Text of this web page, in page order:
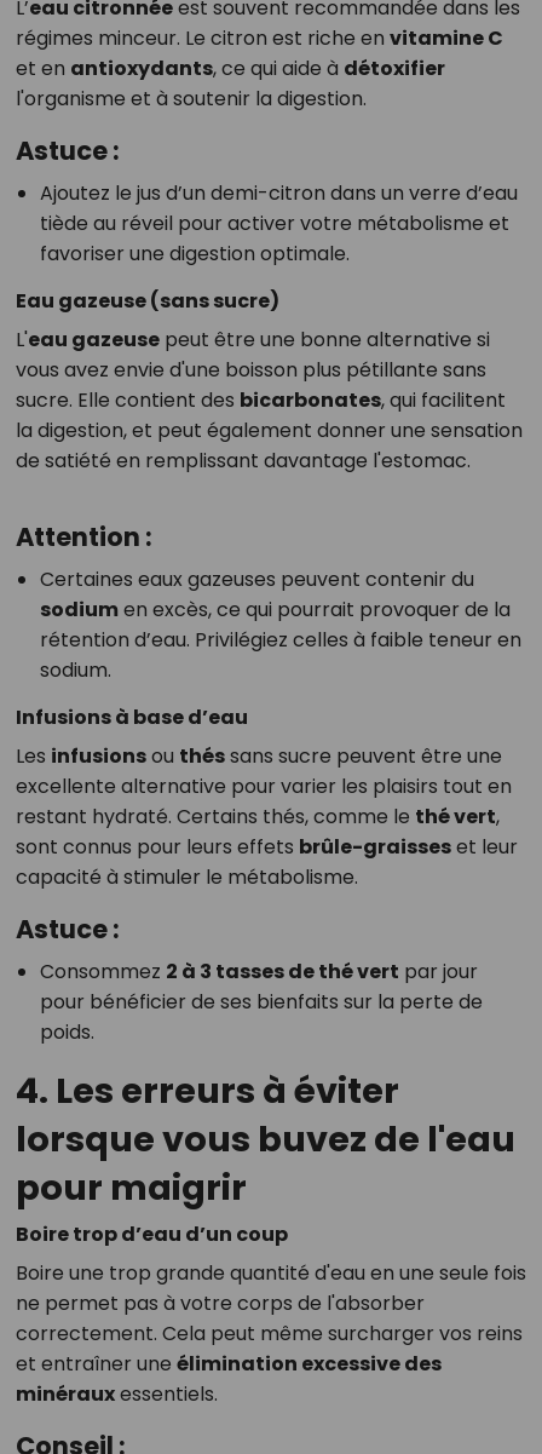
L’eau citronnéeest souvent recommandée dans les
régimes minceur. Le citron est riche en vitamine C
et en antioxydants, ce qui aide à détoxifier
l'organisme et à soutenir la digestion.
Astuce :
Ajoutez le jus d’un demi-citron dans un verre d’eau
tiède au réveil pour activer votre métabolisme et
favoriser une digestion optimale.
Eau gazeuse (sans sucre)
L'eau gazeusepeut être une bonne alternative si
vous avez envie d'une boisson plus pétillante sans
sucre. Elle contient des bicarbonates, qui facilitent
la digestion, et peut également donner une sensation
de satiété en remplissant davantage l'estomac.
Attention :
Certaines eaux gazeuses peuvent contenir du
sodiumen excès, ce qui pourrait provoquer de la
rétention d’eau. Privilégiez celles à faible teneur en
sodium.
Infusions à base d’eau
Les infusionsou théssans sucre peuvent être une
excellente alternative pour varier les plaisirs tout en
restant hydraté. Certains thés, comme le thé vert,
sont connus pour leurs effets brûle-graisseset leur
capacité à stimuler le métabolisme.
Astuce :
Consommez 2 à 3 tasses de thé vert par jour
pour bénéficier de ses bienfaits sur la perte de
poids.
4. Les erreurs à éviter
lorsque vous buvez de l'eau
pour maigrir
Boire trop d’eau d’un coup
Boire une trop grande quantité d'eau en une seule fois
ne permet pas à votre corps de l'absorber
correctement. Cela peut même surcharger vos reins
et entraîner une élimination excessive des
minérauxessentiels.
Conseil :